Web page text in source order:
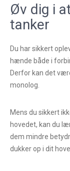
Øv dig i
tanker
Du har sikkert
hænde både i
Derfor kan det
monolog.
Mens du sikkert
hovedet, kan du
dem mindre
dukker op i dit